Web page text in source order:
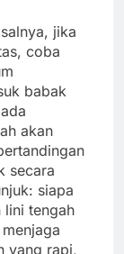
jika
coba
babak
akan
secara
siapa
lini tengah
yang rapi,